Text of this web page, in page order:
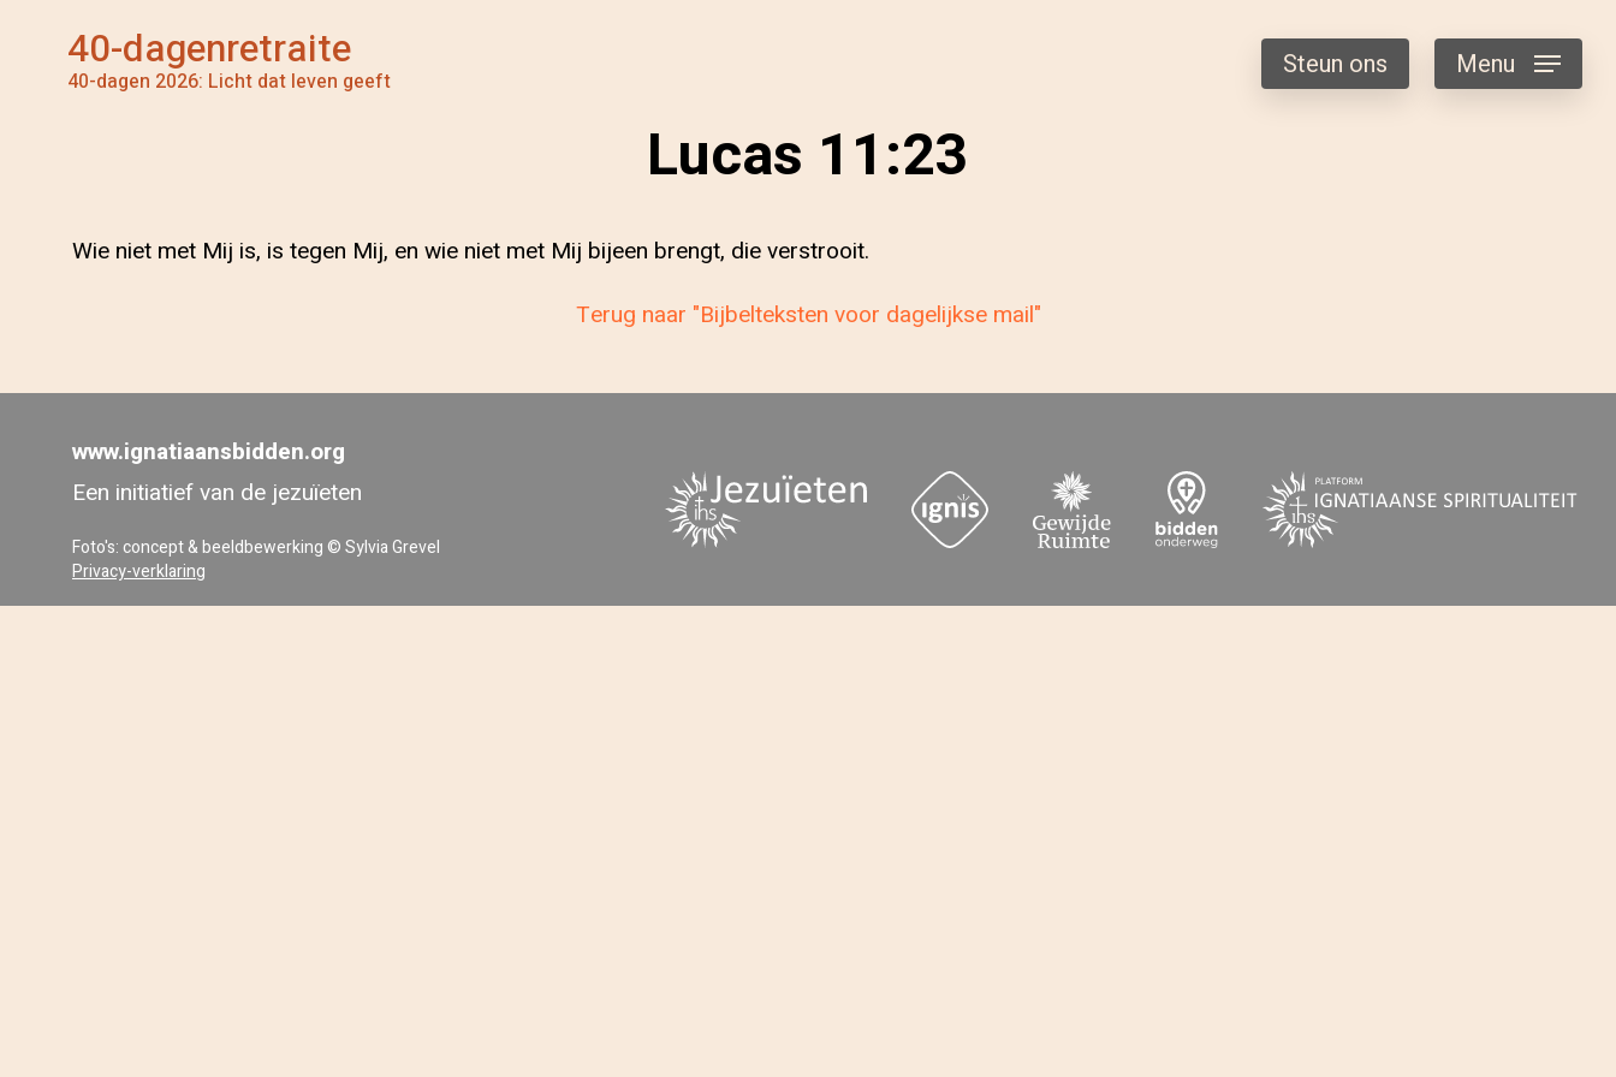
40-dagenretraite
40-dagen 2026: Licht dat leven geeft Steun ons Menu
Lucas 11:23
Wie niet met Mij is, is tegen Mij, en wie niet met Mij bijeen brengt, die verstrooit.
Terug naar "Bijbelteksten voor dagelijkse mail"
www.ignatiaansbidden.org
Een initiatief van de jezuïeten
Foto's: concept & beeldbewerking © Sylvia Grevel
Privacy-verklaring